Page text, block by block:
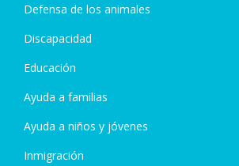
Defensa de los animales
Discapacidad
Educación
Ayuda a familias
Ayuda a niños y jóvenes
Inmigración